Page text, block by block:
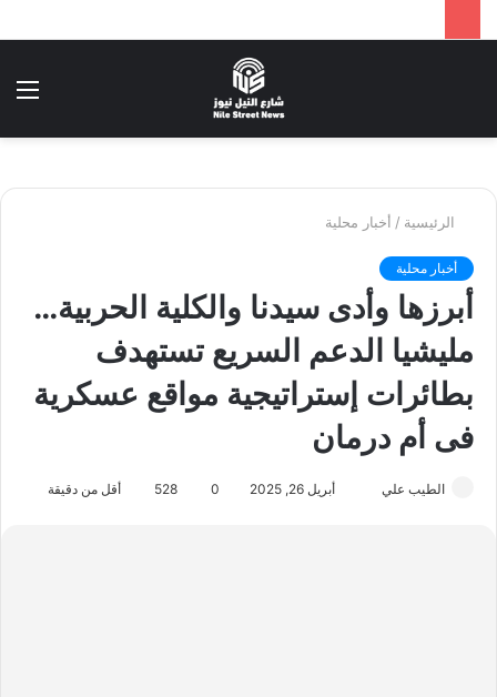
الرئيسية / أخبار محلية
أخبار محلية
أبرزها وأدى سيدنا والكلية الحربية…
مليشيا الدعم السريع تستهدف
بطائرات إستراتيجية مواقع عسكرية
فى أم درمان
الطيب علي أبريل 26, 2025 0
528 أقل من دقيقة